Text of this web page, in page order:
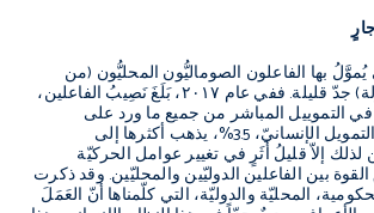
يُموَّلُ بها الفاعلون الصوماليُّون المحليُّون (من
)جدّ قليلة. ففي عام ٢٠١٧، بَلَغَ نَصِيبُ الفاعلين،
في التموييل المباشر من جميع ما ورد على
الإنسانيّ، 3.5% ، يذهب أكثرها إلى
لذلك إلاّ قليلُ أَثَرٍ في تغيير عوامل الحركيّة
بين الفاعلين الدوليّين والمحليّين. وقد ذكرت
المحليّة والدوليّة، التي كلّمناها أنّ العَمَلَ